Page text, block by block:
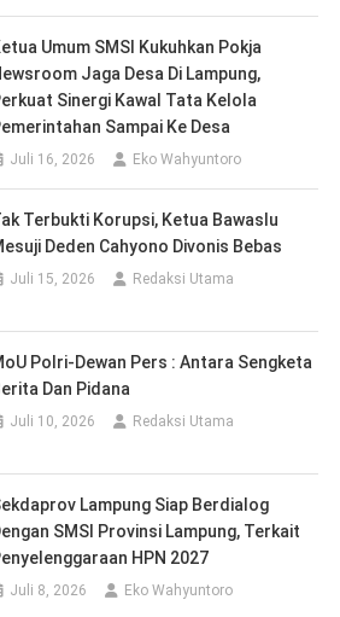
Umum SMSI Kukuhkan Pokja
Jaga Desa Di Lampung,
Sinergi Kawal Tata Kelola
Sampai Ke Desa
Juli 16, 2026 Eko Wahyuntoro
Terbukti Korupsi, Ketua Bawaslu
Deden Cahyono Divonis Bebas
Juli 15, 2026 Redaksi Utama
Polri-Dewan Pers : Antara Sengketa
Dan Pidana
Juli 10, 2026 Redaksi Utama
Lampung Siap Berdialog
SMSI Provinsi Lampung, Terkait
HPN 2027
Juli 8, 2026 Eko Wahyuntoro